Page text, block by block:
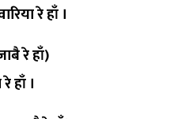
रे हाँ ।
रे हाँ)
हाँ ।